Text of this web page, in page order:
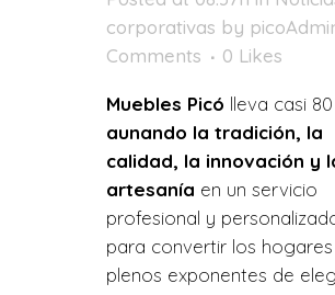
corporativas by
Comments
0 Likes
Muebles Picó lleva casi
aunando la tradición, la
calidad, la innovación y
artesanía en un servicio
profesional y
para convertir los
plenos exponentes de